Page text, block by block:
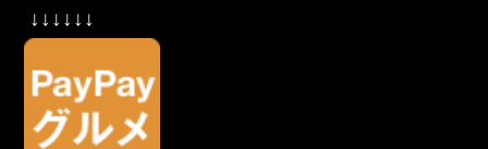
↓↓↓↓↓↓